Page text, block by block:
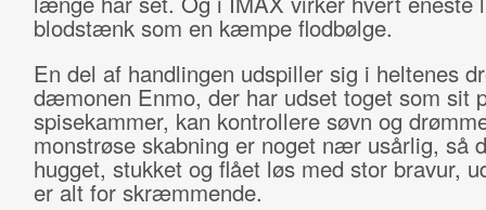
blodstænk som en kæmpe flodbølge.
En del af handlingen udspiller sig i heltenes
dæmonen Enmo, der har udset toget som sit
spisekammer, kan kontrollere søvn og
monstrøse skabning er noget nær usårlig, så
hugget, stukket og flået løs med stor bravur,
er alt for skræmmende.